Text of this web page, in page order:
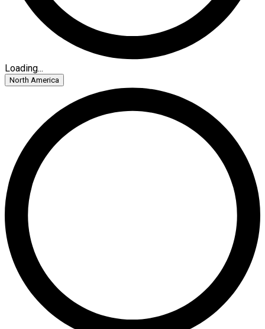
Loading...
North America